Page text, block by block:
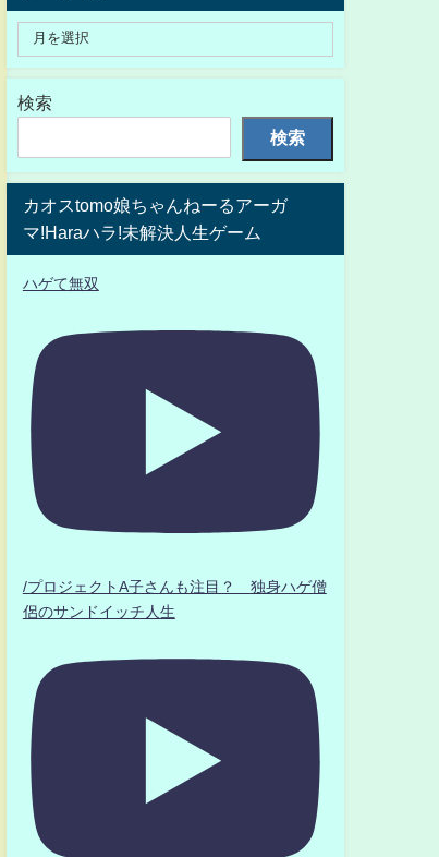
検索
検索
カオスtomo娘ちゃんねーるアーガ
マ!Haraハラ!未解決人生ゲーム
ハゲて無双
/プロジェクトA子さんも注目？ 独身ハゲ僧
侶のサンドイッチ人生